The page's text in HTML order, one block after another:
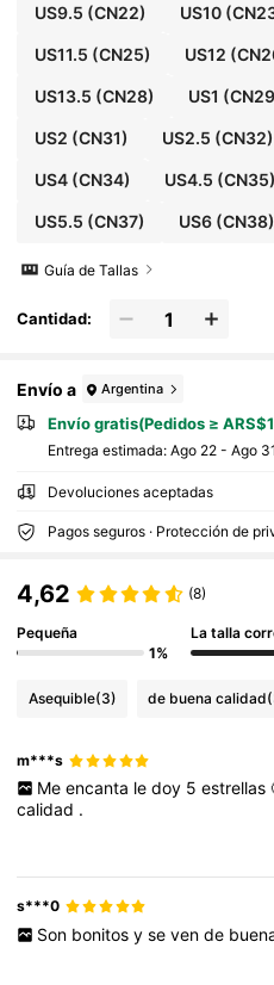
US9.5 (CN22) US10
US11.5 (CN25) US12
US13.5 (CN28) US1
US2 (CN31) US2.5 (CN32)
US4(CN34) US4.5 (CN35)
US5.5 (CN37) US6 (CN38)
Guía de Tallas
Cantidad:
Envío a Argentina
Envío gratis(Pedidos ≥
Entrega estimada: Ago 22 - Ago 31
Devoluciones aceptadas
Pagos seguros · Protección de
4,62 (8)
Pequeña
1%
La talla
Asequible(3) de buena calidad
m***s
Me encanta le doy 5 estrellas
calidad .
s***0
Son bonitos y se ven de